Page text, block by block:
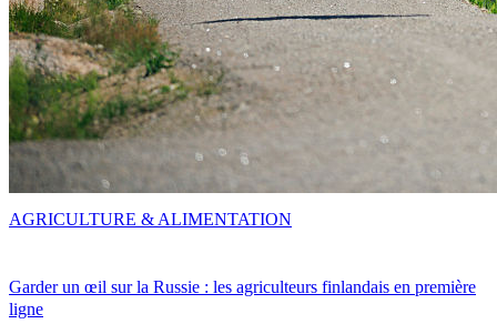
Garder un œil sur la Russie : les agriculteurs finlandais en première
ligne
AGRICULTURE & ALIMENTATION